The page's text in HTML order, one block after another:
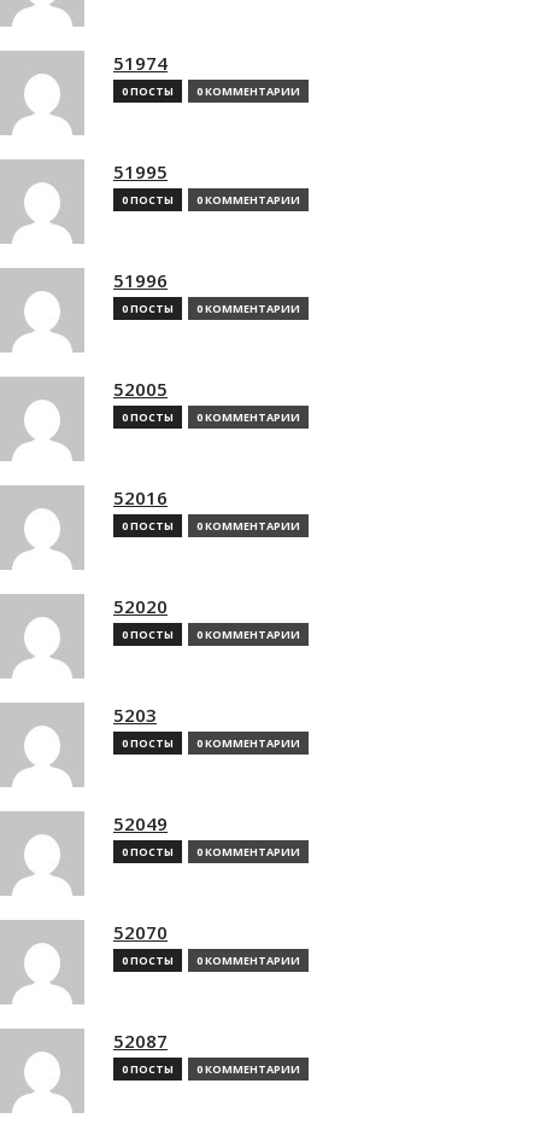
51974
0 ПОСТЫ 0 КОММЕНТАРИИ
51995
0 ПОСТЫ 0 КОММЕНТАРИИ
51996
0 ПОСТЫ 0 КОММЕНТАРИИ
52005
0 ПОСТЫ 0 КОММЕНТАРИИ
52016
0 ПОСТЫ 0 КОММЕНТАРИИ
52020
0 ПОСТЫ 0 КОММЕНТАРИИ
5203
0 ПОСТЫ 0 КОММЕНТАРИИ
52049
0 ПОСТЫ 0 КОММЕНТАРИИ
52070
0 ПОСТЫ 0 КОММЕНТАРИИ
52087
0 ПОСТЫ 0 КОММЕНТАРИИ